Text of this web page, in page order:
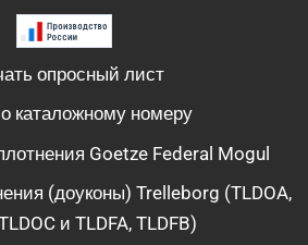
опросный лист
каталожному номеру
Goetze Federal Mogul
(доуконы) Trelleborg (TLDOA,
и TLDFA, TLDFB)